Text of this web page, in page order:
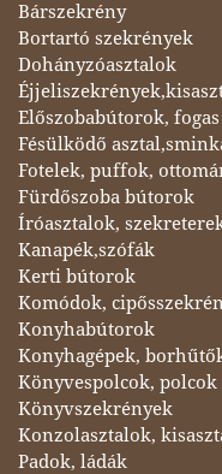
Bárszekrény
Bortartó szekrények
Dohányzóasztalok
Előszobabútorok, fogas
Fésülködő
Fotelek, puffok,
Fürdőszoba bútorok
Íróasztalok,
Kanapék,szófák
Kerti bútorok
Komódok,
Konyhabútorok
Konyhagépek,
Könyvespolcok, polcok
Könyvszekrények
Konzolasztalok,
Padok, ládák